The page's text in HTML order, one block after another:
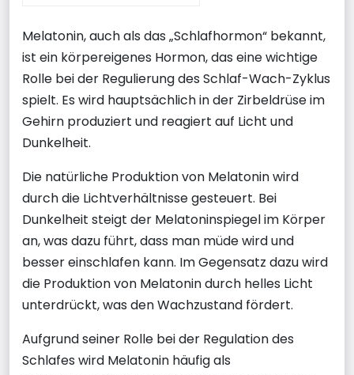
Melatonin, auch als das „Schlafhormon“ bekannt,
ist ein körpereigenes Hormon, das eine wichtige
Rolle bei der Regulierung des Schlaf-Wach-Zyklus
spielt. Es wird hauptsächlich in der Zirbeldrüse im
Gehirn produziert und reagiert auf Licht und
Dunkelheit.
Die natürliche Produktion von Melatonin wird
durch die Lichtverhältnisse gesteuert. Bei
Dunkelheit steigt der Melatoninspiegel im Körper
an, was dazu führt, dass man müde wird und
besser einschlafen kann. Im Gegensatz dazu wird
die Produktion von Melatonin durch helles Licht
unterdrückt, was den Wachzustand fördert.
Aufgrund seiner Rolle bei der Regulation des
Schlafes wird Melatonin häufig als